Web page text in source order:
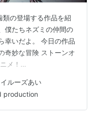
の登場する作品を紹
僕たちネズミの仲間の
幸いだよ。 今日の作品
奇妙な冒険 ストーンオ
メ！
らすじ 西暦2011
ドライブ中、交通事
られて15年の刑期を宣
ルーズあい
production